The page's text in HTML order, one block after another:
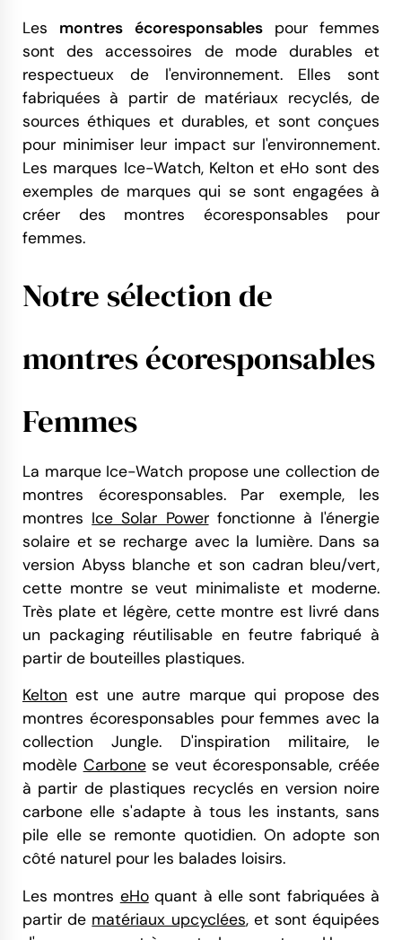
Les montres écoresponsablespour femmes
sont des accessoires de mode durables et
respectueux de l'environnement. Elles sont
fabriquées à partir de matériaux recyclés, de
sources éthiques et durables, et sont conçues
pour minimiser leur impact sur l'environnement.
Les marques Ice-Watch, Kelton et eHo sont des
exemples de marques qui se sont engagées à
créer des montres écoresponsables pour
femmes.
Notre sélection de
montres écoresponsables
Femmes
La marque Ice-Watch propose une collection de
montres écoresponsables. Par exemple, les
montres Ice Solar Powerfonctionne à l'énergie
solaire et se recharge avec la lumière. Dans sa
version Abyss blanche et son cadran bleu/vert,
cette montre se veut minimaliste et moderne.
Très plate et légère, cette montre est livré dans
un packaging réutilisable en feutre fabriqué à
partir de bouteilles plastiques.
Kelton est une autre marque qui propose des
montres écoresponsables pour femmes avec la
collection Jungle. D'inspiration militaire, le
modèle Carbonese veut écoresponsable, créée
à partir de plastiques recyclés en version noire
carbone elle s'adapte à tous les instants, sans
pile elle se remonte quotidien. On adopte son
côté naturel pour les balades loisirs.
Les montres eHoquant à elle sont fabriquées à
partir de matériaux upcyclées, et sont équipées